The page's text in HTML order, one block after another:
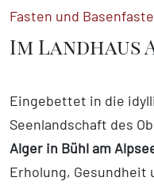
Fasten und
Im Landhaus
Eingebettet in die
Seenlandschaft des
Alger in Bühl am
Erholung, Gesundheit